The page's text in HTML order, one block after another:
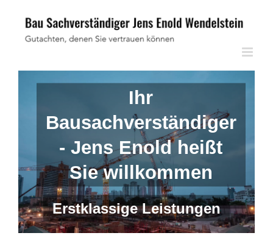
content
Ihr
Bausachverständiger
- Jens Enold heißt
Sie willkommen
Erstklassige Leistungen